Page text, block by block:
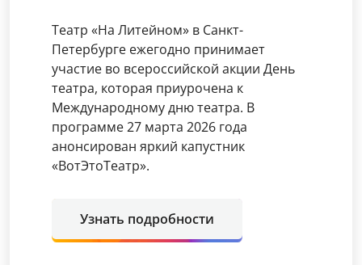
Театр «На Литейном» в Санкт-
Петербурге ежегодно принимает
участие во всероссийской акции День
театра, которая приурочена к
Международному дню театра. В
программе 27 марта 2026 года
анонсирован яркий капустник
«ВотЭтоТеатр».
Узнать подробности